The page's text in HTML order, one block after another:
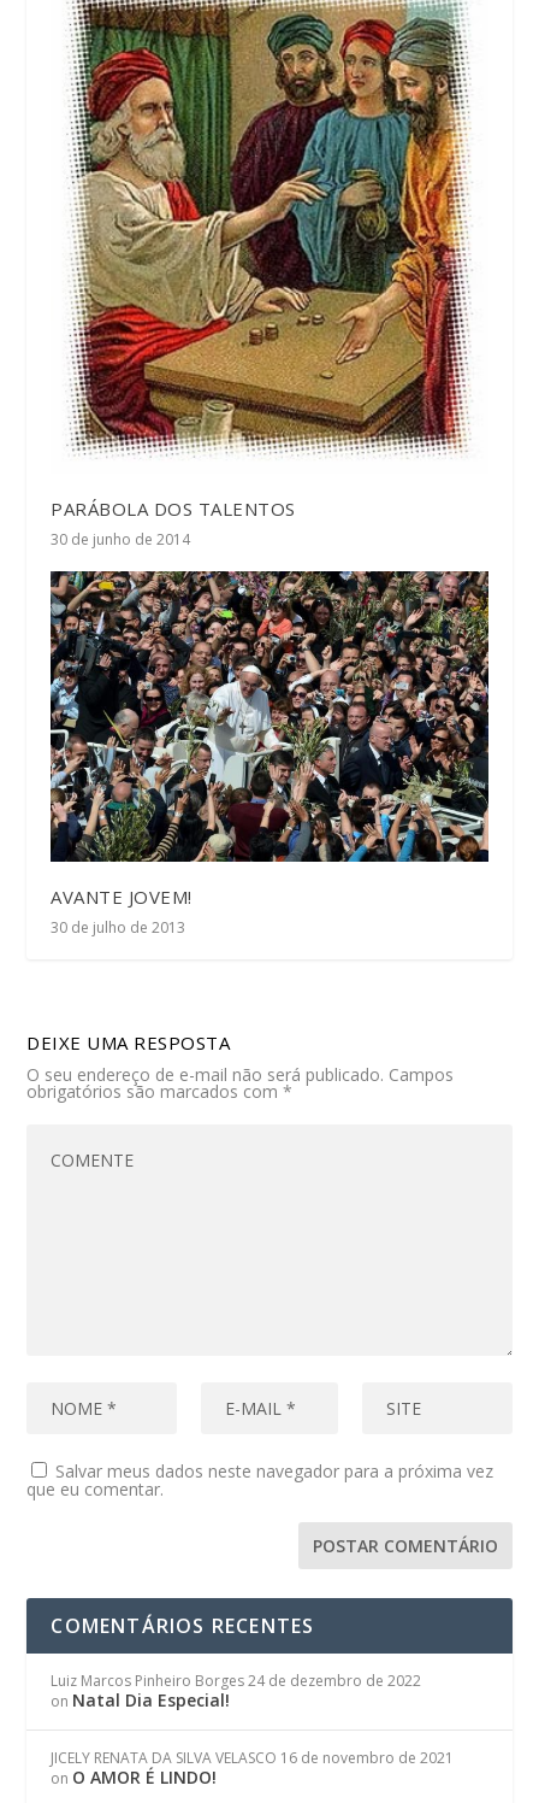
PARÁBOLA DOS TALENTOS
30 de junho de 2014
AVANTE JOVEM!
30 de julho de 2013
DEIXE UMA RESPOSTA
O seu endereço de e-mail não será publicado. Campos
obrigatórios são marcados com*
Salvar meus dados neste navegador para a próxima vez
que eu comentar.
COMENTÁRIOS RECENTES
Luiz Marcos Pinheiro Borges 24 de dezembro de 2022
on Natal Dia Especial!
JICELY RENATA DA SILVA VELASCO 16 de novembro de 2021
on O AMOR É LINDO!